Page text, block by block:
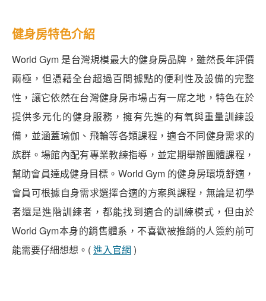
健身房特色介紹
World Gym 是台灣規模最大的健身房品牌，雖然長年評價
兩極，但憑藉全台超過百間據點的便利性及設備的完整
性，讓它依然在台灣健身房市場占有一席之地，特色在於
提供多元化的健身服務，擁有先進的有氧與重量訓練設
備，並涵蓋瑜伽、飛輪等各類課程，適合不同健身需求的
族群。場館內配有專業教練指導，並定期舉辦團體課程，
幫助會員達成健身目標。World Gym 的健身房環境舒適，
會員可根據自身需求選擇合適的方案與課程，無論是初學
者還是進階訓練者，都能找到適合的訓練模式，但由於
World Gym本身的銷售體系，不喜歡被推銷的人簽約前可
能需要仔細想想。(進入官網 )